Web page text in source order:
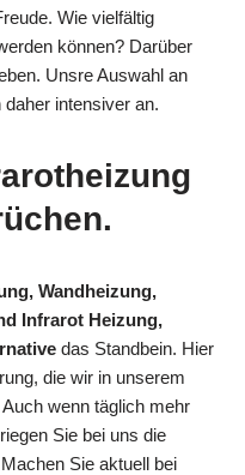
Wie vielfältig
können? Darüber
Unsre Auswahl an
intensiver an.
Wandheizung,
Infrarot Heizung,
das Standbein. Hier
die wir in unserem
wenn täglich mehr
Sie bei uns die
Sie aktuell bei